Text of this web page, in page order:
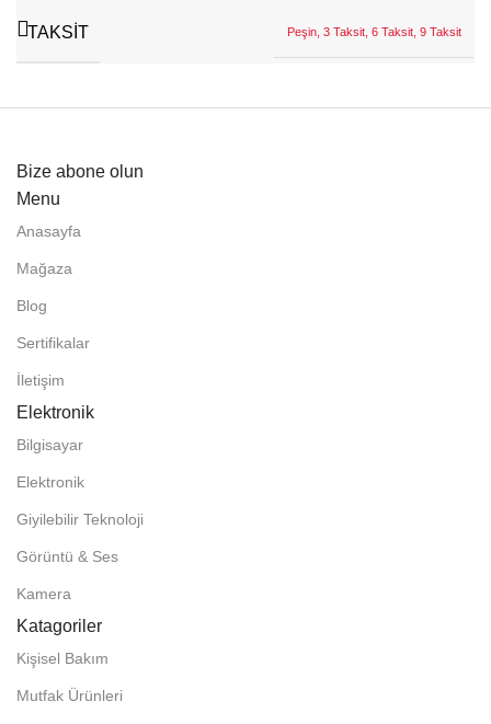
TAKSIT Peşin, 3 Taksit, 6 Taksit, 9 Taksit
Bize abone olun
Menu
Anasayfa
Mağaza
Blog
Sertifikalar
İletişim
Elektronik
Bilgisayar
Elektronik
Giyilebilir Teknoloji
Görüntü & Ses
Kamera
Katagoriler
Kişisel Bakım
Mutfak Ürünleri